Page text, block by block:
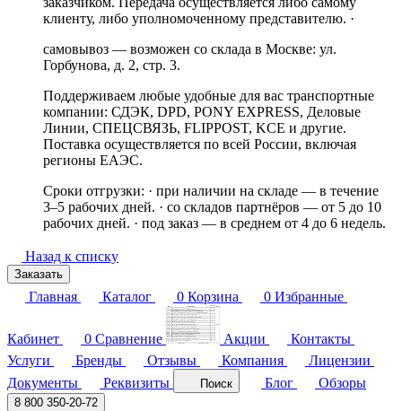
клиенту, либо уполномоченному представителю. ·
самовывоз — возможен со склада в Москве: ул.
Горбунова, д. 2, стр. 3.
Поддерживаем любые удобные для вас транспортные
компании: СДЭК, DPD, PONY EXPRESS, Деловые
Линии, СПЕЦСВЯЗЬ, FLIPPOST, KCE и другие.
Поставка осуществляется по всей России, включая
регионы ЕАЭС.
Сроки отгрузки: · при наличии на складе — в течение
3–5 рабочих дней. · со складов партнёров — от 5 до 10
рабочих дней. · под заказ — в среднем от 4 до 6 недель.
Назад к списку
Заказать
Главная Каталог 0 Корзина 0 Избранные
Кабинет 0 Сравнение Акции
Контакты
Услуги
Бренды Отзывы Компания
Лицензии
Документы
Реквизиты Поиск Блог Обзоры
8 800 350-20-72